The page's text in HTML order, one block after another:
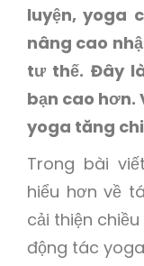
luyện, yoga
nâng cao
tư thế. Đây
bạn cao hơn.
yoga tăng
Trong bài
hiểu hơn về
cải thiện
động tác